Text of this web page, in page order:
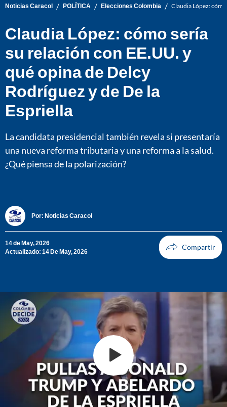
Noticias Caracol / POLÍTICA / Elecciones Colombia / Claudia López:
Claudia López: cómo sería
su relación con EE.UU. y
qué opina de Delcy
Rodríguez y de De la
Espriella
La candidata presidencial también revela si presentaría
una nueva reforma tributaria y una reforma a la salud.
¿Qué piensa de la polarización?
Por: Noticias Caracol
14 de May, 2026
Actualizado: 14 De May, 2026